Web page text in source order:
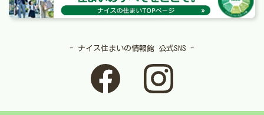
- ナイス住まいの情報館 公式SNS -